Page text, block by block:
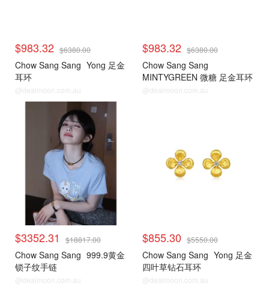
$983.32 $6380.00
Chow Sang Sang Yong 足金
耳环
@dealmoon.com.au
$983.32 $6380.00
Chow Sang Sang
MINTYGREEN 微糖 足金耳环
@dealmoon.com.au
$3352.31 $18817.00
Chow Sang Sang 999.9黄金
锁子纹手链
@dealmoon.com.au
$855.30 $5550.00
Chow Sang Sang Yong 足金
四叶草钻石耳环
@dealmoon.com.au